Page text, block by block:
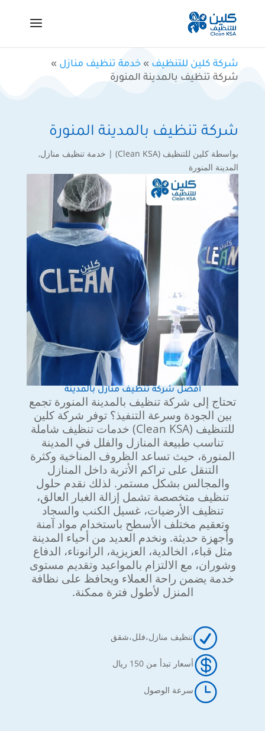
شركة كلين للتنظيف » خدمة تنظيف منازل »
شركة تنظيف بالمدينة المنورة
شركة تنظيف بالمدينة المنورة
بواسطة كلين للتنظيف (Clean KSA) | خدمة تنظيف منازل,
المدينة المنورة
افضل شركة تنظيف منازل بالمدينة
تحتاج إلى شركة تنظيف بالمدينة المنورة تجمع
بين الجودة وسرعة التنفيذ؟ توفر شركة كلين
للتنظيف (Clean KSA) خدمات تنظيف شاملة
تناسب طبيعة المنازل والفلل في المدينة
المنورة، حيث تساعد الظروف المناخية وكثرة
التنقل على تراكم الأتربة داخل المنازل
والمجالس بشكل مستمر. لذلك نقدم حلول
تنظيف متخصصة تشمل إزالة الغبار العالق،
تنظيف الأرضيات، غسيل الكنب والسجاد
وتعقيم مختلف الأسطح باستخدام مواد آمنة
وأجهزة حديثة. ونخدم العديد من أحياء المدينة
مثل قباء، الخالدية، العزيزية، الرانوناء، الدفاع
وشوران، مع الالتزام بالمواعيد وتقديم مستوى
خدمة يضمن راحة العملاء ويحافظ على نظافة
المنزل لأطول فترة ممكنة.
Rتنظيف منازل،فلل،شقق
أسعار تبدأ من 150 ريال
}سرعة الوصول